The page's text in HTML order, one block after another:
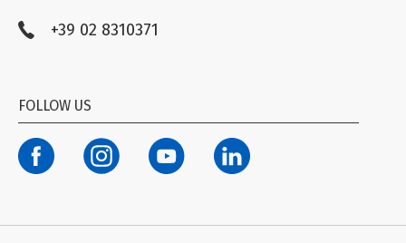
Compliance EG STADA
Modello organizzativo ex D. Lgs. n. 231/01
Termini di Utilizzo Facebook e Instagram
Condizioni generali d’acquisto Ariba
+39 02 8310371
FOLLOW US